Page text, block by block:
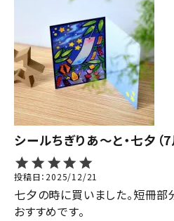
シールちぎりあ～と・七夕（7
投稿日 2025/12/21
七夕の時に買いました。短冊
おすすめです。